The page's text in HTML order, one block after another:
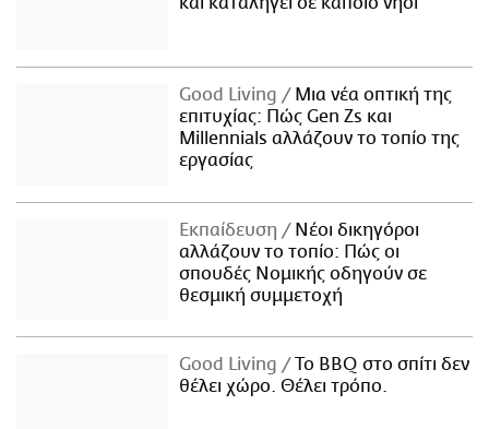
Good Living
Μια νέα οπτική της
επιτυχίας: Πώς Gen Zs και
Millennials αλλάζουν το τοπίο της
εργασίας
Εκπαίδευση
Νέοι δικηγόροι
αλλάζουν το τοπίο: Πώς οι
σπουδές Νομικής οδηγούν σε
θεσμική συμμετοχή
Good Living
Το BBQ στο σπίτι δεν
θέλει χώρο. Θέλει τρόπο.